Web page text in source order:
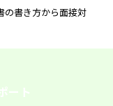
の書き方から面接対
ート